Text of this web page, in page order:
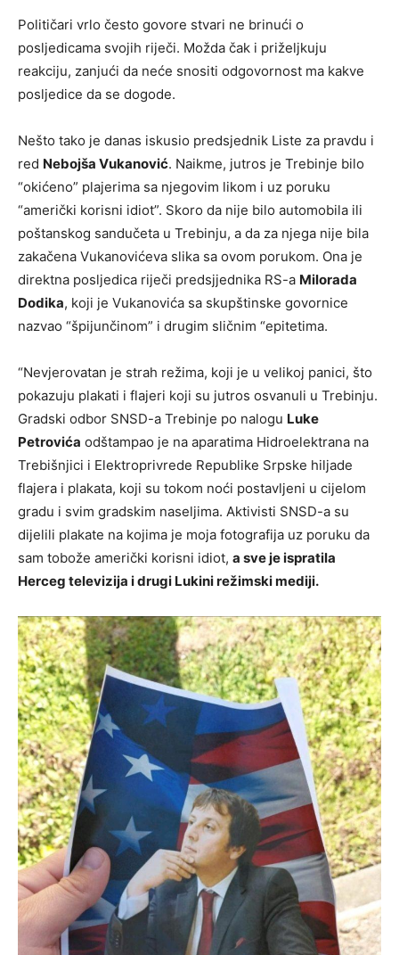
Političari vrlo često govore stvari ne brinući o
posljedicama svojih riječi. Možda čak i priželjkuju
reakciju, zanjući da neće snositi odgovornost ma kakve
posljedice da se dogode.
Nešto tako je danas iskusio predsjednik Liste za pravdu i
red Nebojša Vukanović. Naikme, jutros je Trebinje bilo
“okićeno” plajerima sa njegovim likom i uz poruku
“američki korisni idiot”. Skoro da nije bilo automobila ili
poštanskog sandučeta u Trebinju, a da za njega nije bila
zakačena Vukanovićeva slika sa ovom porukom. Ona je
direktna posljedica riječi predsjjednika RS-a Milorada
Dodika, koji je Vukanovića sa skupštinske govornice
nazvao “špijunčinom” i drugim sličnim “epitetima.
“Nevjerovatan je strah režima, koji je u velikoj panici, što
pokazuju plakati i flajeri koji su jutros osvanuli u Trebinju.
Gradski odbor SNSD-a Trebinje po nalogu Luke
Petrovića odštampao je na aparatima Hidroelektrana na
Trebišnjici i Elektroprivrede Republike Srpske hiljade
flajera i plakata, koji su tokom noći postavljeni u cijelom
gradu i svim gradskim naseljima. Aktivisti SNSD-a su
dijelili plakate na kojima je moja fotografija uz poruku da
sam tobože američki korisni idiot, a sve je ispratila
Herceg televizija i drugi Lukini režimski mediji.